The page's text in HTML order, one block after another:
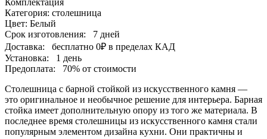
Комплектация
Категория: столешница
Цвет: Белый
Срок изготовления:
7 дней
Доставка:
бесплатно 0₽ в пределах КАД
Установка:
1 день
Предоплата:
70% от стоимости
Столешница с барной стойкой из искусственного камня —
это оригинальное и необычное решение для интерьера. Барная
стойка имеет дополнительную опору из того же материала. В
последнее время столешницы из искусственного камня стали
популярным элементом дизайна кухни. Они практичны и